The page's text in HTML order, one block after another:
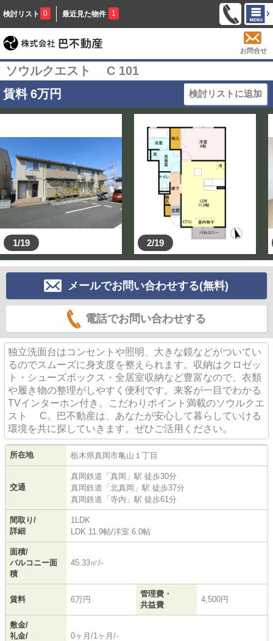
検討リスト 0 最近見た物件 1
お問合せ
ソウルクエスト C 101
賃料 6万円 検討リストに追加
1/19 2/19
メールでお問い合わせする(無料)
電話でお問い合わせする
独立洗面台はコンセントや照明、大きな鏡などがついてい
るのでスムーズに身支度を整えられます。収納はクロゼッ
ト・シューズボックス・全居室収納など豊富なので、衣類
や履き物の整理がしやすく便利です。来客が一目でわかる
TVインターホン付き。こだわりポイント満載のソウルクエ
スト C。巴不動産は、あなたが安心して暮らしていける
環境を共に探していきます。ぜひご活用ください。
所在地 栃木県真岡市亀山 １丁目
交通
真岡鉄道 「 真岡 」駅 徒歩30分
真岡鉄道 「 北真岡 」駅 徒歩37分
真岡鉄道 「 寺内 」駅 徒歩61分
間取り/
詳細
1LDK
LDK 11.9帖/洋室 6.0帖
面積/
バルコニー面
積
45.33㎡/-
賃料 6万円
管理費・
共益費
4,500円
敷金/
礼金/
0ヶ月/1ヶ月/-